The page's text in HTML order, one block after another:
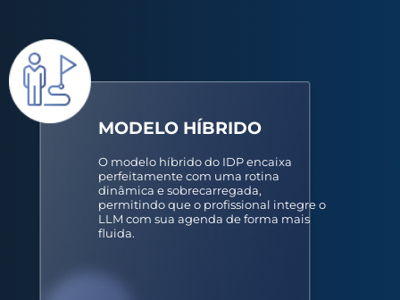
MODELO HÍBRIDO
O modelo híbrido do IDP encaixa
perfeitamente com uma rotina
dinâmica e sobrecarregada,
permitindo que o profissional integre o
LLM com sua agenda de forma mais
fluida.